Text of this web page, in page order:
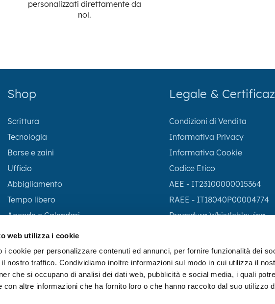
web utilizza i cookie
i cookie per personalizzare contenuti ed annunci, per fornire funzionalità dei
nostro traffico. Condividiamo inoltre informazioni sul modo in cui utilizza il
che si occupano di analisi dei dati web, pubblicità e social media, i quali
con altre informazioni che ha fornito loro o che hanno raccolto dal suo utilizzo
personalizzati direttamente da
noi.
Shop
Scrittura
Tecnologia
Borse e zaini
Ufficio
Abbigliamento
Tempo libero
Agende e Calendari
Green
Legale &
Condizioni di Vendita
Informativa Privacy
Informativa Cookie
Codice Etico
AEE - IT23100000015364
RAEE - IT18040P00004774
Procedura Whistleblowing